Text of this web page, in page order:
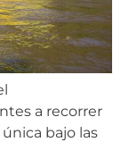
a recorrer
bajo las